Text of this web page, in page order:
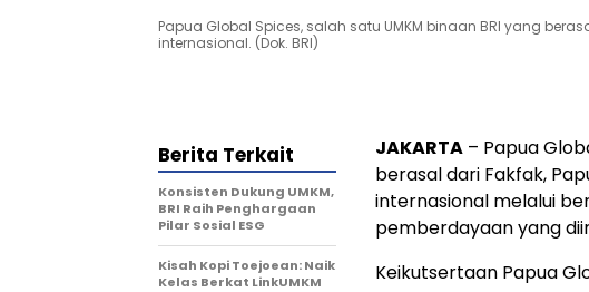
Papua Global Spices, salah satu UMKM binaan BRI yang
internasional. (Dok. BRI)
JAKARTA – Papua
berasal dari Fakfak,
internasional melalui
pemberdayaan yang
Keikutsertaan Papua
Berita Terkait
Konsisten Dukung UMKM,
BRI Raih Penghargaan
Pilar Sosial ESG
Kisah Kopi Toejoean: Naik
Kelas Berkat LinkUMKM